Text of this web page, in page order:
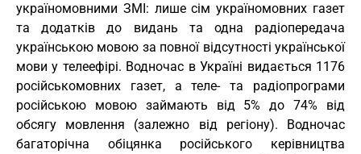
україномовними ЗМІ: лише сім україномовних газет
та додатків до видань та одна радіопередача
українською мовою за повної відсутності української
мови у телеефірі. Водночас в Україні видається 1176
російськомовних газет, а теле- та радіопрограми
російською мовою займають від 5% до 74% від
обсягу мовлення (залежно від регіону). Водночас
багаторічна обіцянка російського керівництва